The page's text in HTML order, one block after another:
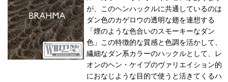
が、このヘンハックルに共通しているのは
ダン色のカゲロウの透明な翅を連想する
「煙のような色合いのスモーキーなダン
色」この特徴的な質感と色調を活かして、
繊細なダン系カラーのハックルとして、レ
オンのヘン・ケイプのヴァリエイション的
におなじような目的で使うと活きてくるハ